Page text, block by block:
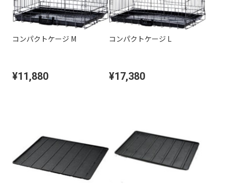
コンパクトケージ M
¥11,880
コンパクトケージ L
¥17,380